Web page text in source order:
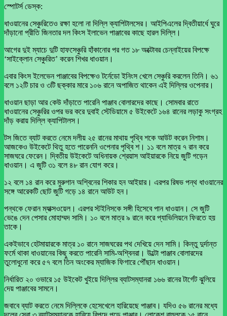
স্পোটর্স ডেস্ক:
ধাওয়ানের সেঞ্চুরিতেও রক্ষা হলো না দিল্লি ক্যাপিটালসের। আইপিএলের দ্বিতীয়ার্ধে ঘুরে
দাঁড়ানো প্রীতি জিনতার দল কিংস ইলাভেন পাঞ্জাবের কাছে হারল দিল্লি।
আগের দুই ম্যাচে দুটি হাফসেঞ্চুরি হাঁকানোর পর গত ১৮ অক্টোবর চেন্নাইয়ের বিপক্ষে
‘সাইক্লোন সেঞ্চুরিত’ করেন শিখর ধাওয়ান।
এবার কিংস ইলেভেন পাঞ্জাবের বিপক্ষেও টর্নেডো ইনিংস খেলে সেঞ্চুরি করলেন তিনি। ৬১
বলে ১২টি চার ও ৩টি ছক্কার মারে ১০৬ রানে অপাজিত থাকেন এই দিল্লির ওপেনার।
ধাওয়ান ছাড়া আর কেউ দাঁড়াতে পারেনি পাঞ্জাব বোলারদের কাছে। সোমবার রাতে
ধাওয়ানের সেঞ্চুরির ওপর ভর করে দুবাই স্টেডিয়ামে ৫ উইকেটে ১৬৪ রানের লড়াকু সংগ্রহ
দাঁড় করায় দিল্লি ক্যাপিটালস।
টস জিতে ব্যাট করতে নেমে দলীয় ২৫ রানের মাথায় পৃথ্বি শকে আউট করেন নিশাম।
আজকেও উইকেটে থিতু হতে পারেননি ওপেনার পৃথ্বি শ। ১১ বলে মাত্র ৭ রান করে
সাজঘরে ফেরেন। দ্বিতীয় উইকেটে অধিনায়ক শ্রেয়াস আইয়ারকে নিয়ে জুটি গড়েন
ধাওয়ান। এ জুটি ৩১ বলে ৪৮ রান যোগ করে।
১২ বলে ১৪ রান করে মুরুগান অশ্বিনের শিকার হন আইয়ার। এরপর রিষভ পন্থ ধাওয়ানের
সঙ্গে আরেকটি ছোট জুটি গড়ে ১৪ রানে আউট হন।
পন্থকে ফেরান ম্যাক্সওয়েল। এরপর স্টইনিসকে সঙ্গী হিসেবে পান ধাওয়ান। সে জুটি
ভেঙে দেন পেসার মোহাম্মদ সামি। ১০ বলে মাত্র ৯ রানে করে প্যাভিলিয়নে ফিরতে হয়
তাকে।
একইভাবে হেটমায়ারকে মাত্র ১০ রানে সাজঘরের পথ দেখিয়ে দেন সামি। কিন্তু দুর্দান্ত
ফর্মে থাকা ধাওয়ানের কিছু করতে পারেনি সামি-অশ্বিনরা। উল্টো পাঞ্জাব বোলারদের
তুলোধুনো করে ৫৭ বলে তিন অংকের ম্যাজিক ফিগারে পৌঁছান ধাওয়ান।
নির্ধারিত ২০ ওভারে ১৫ উইকেট খুইয়ে দিল্লির ব্যাটসম্যানরা ১৬৬ রানের টার্গেট ঝুলিয়ে
দেয় পাঞ্জাবের সামনে।
জবাবে ব্যাট করতে নেমে দিল্লিকে হেসেখেলে হারিয়েছে পাঞ্জাব। যদিও ৫৬ রানের মধ্যে